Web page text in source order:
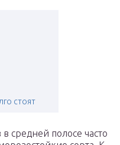
стоят
средней полосе часто